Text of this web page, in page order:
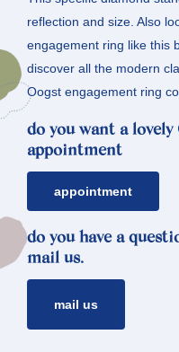
reflection and size. Also
engagement ring like this
discover all the modern
Oogst engagement ring
do you want a
appointment
appointment
do you have a
mail us.
mail us